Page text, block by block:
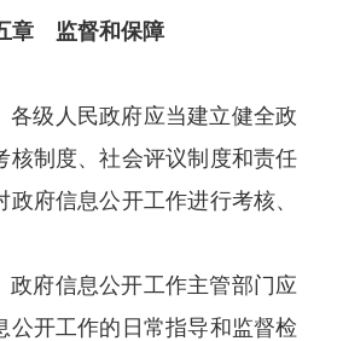
章 监督和保障
级人民政府应当建立健全政
核制度、社会评议制度和责任
府信息公开工作进行考核、
府信息公开工作主管部门应
公开工作的日常指导和监督检